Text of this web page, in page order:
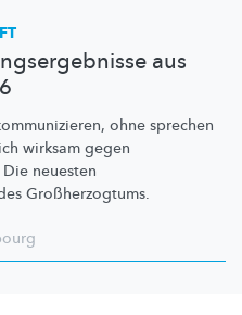
aus
ohne sprechen
wirksam gegen
neuesten
Großherzogtums.